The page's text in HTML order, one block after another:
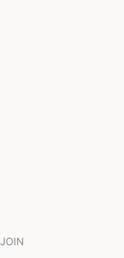
JOIN